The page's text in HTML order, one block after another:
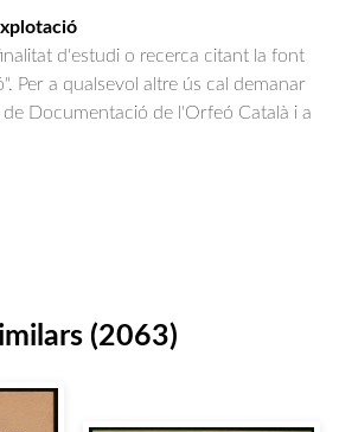
d'estudi o recerca citant la font
Per a qualsevol altre ús cal demanar
Documentació de l'Orfeó Català i a
(2063)